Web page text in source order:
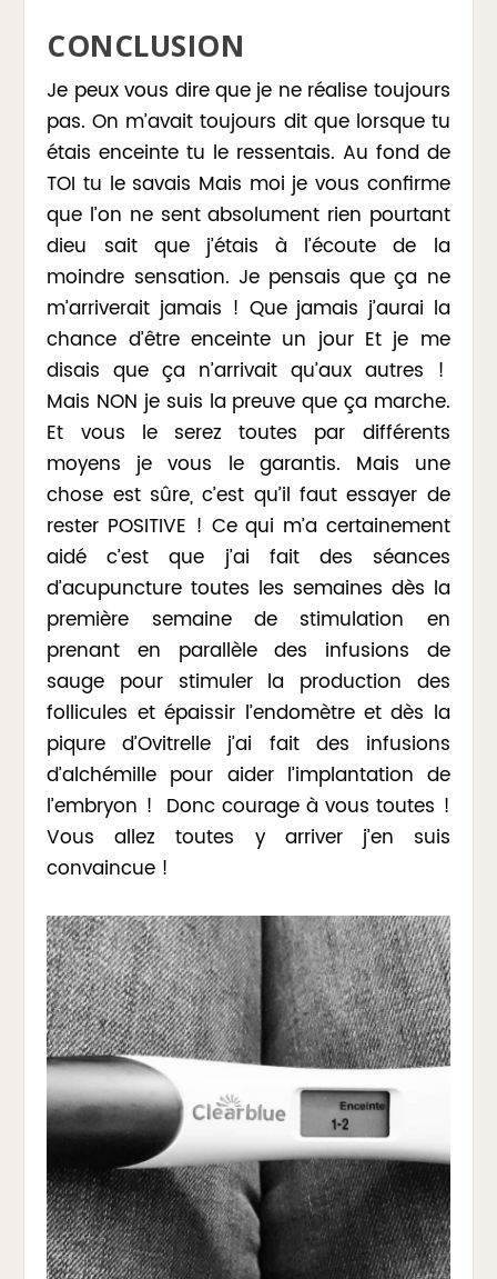
CONCLUSION
Je peux vous dire que je ne réalise toujours
pas. On m’avait toujours dit que lorsque tu
étais enceinte tu le ressentais. Au fond de
TOI tu le savais Mais moi je vous confirme
que l’on ne sent absolument rien pourtant
dieu sait que j’étais à l’écoute de la
moindre sensation. Je pensais que ça ne
m’arriverait jamais ! Que jamais j’aurai la
chance d’être enceinte un jour Et je me
disais que ça n’arrivait qu’aux autres !
Mais NON je suis la preuve que ça marche.
Et vous le serez toutes par différents
moyens je vous le garantis. Mais une
chose est sûre, c’est qu’il faut essayer de
rester POSITIVE ! Ce qui m’a certainement
aidé c’est que j’ai fait des séances
d’acupuncture toutes les semaines dès la
première semaine de stimulation en
prenant en parallèle des infusions de
sauge pour stimuler la production des
follicules et épaissir l’endomètre et dès la
piqure d’Ovitrelle j’ai fait des infusions
d’alchémille pour aider l’implantation de
l’embryon ! Donc courage à vous toutes !
Vous allez toutes y arriver j’en suis
convaincue !